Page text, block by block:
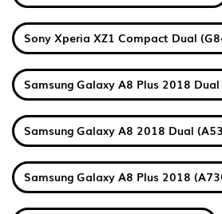
Sony Xperia XZ1 Compact Dual
Samsung Galaxy A8 Plus 2018
Samsung Galaxy A8 2018 Dual
Samsung Galaxy A8 Plus 2018